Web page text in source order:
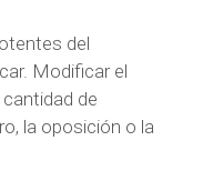
del
Modificar el
de
la oposición o la